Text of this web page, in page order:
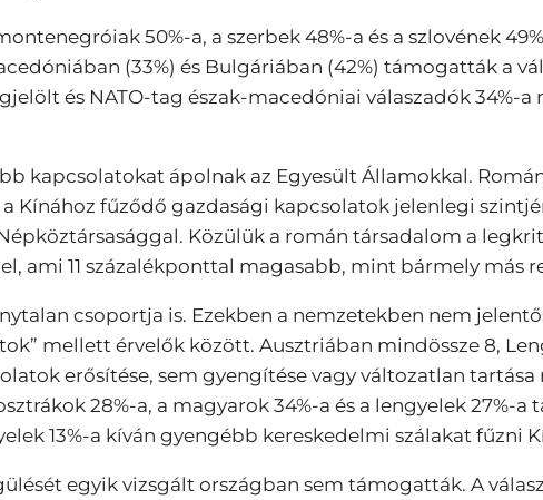
50%-a, a szerbek 48%-a és a szlovének
(33%) és Bulgáriában (42%) támogatták a
és NATO-tag észak-macedóniai válaszadók 34%-
kapcsolatokat ápolnak az Egyesült Államokkal.
Kínához fűződő gazdasági kapcsolatok jelenlegi
Közülük a román társadalom a
ami 11 százalékponttal magasabb, mint bármely más
csoportja is. Ezekben a nemzetekben nem
mellett érvelők között. Ausztriában mindössze 8,
erősítése, sem gyengítése vagy változatlan
28%-a, a magyarok 34%-a és a lengyelek 27%-a
13%-a kíván gyengébb kereskedelmi szálakat fűzni
egyik vizsgált országban sem támogatták. A